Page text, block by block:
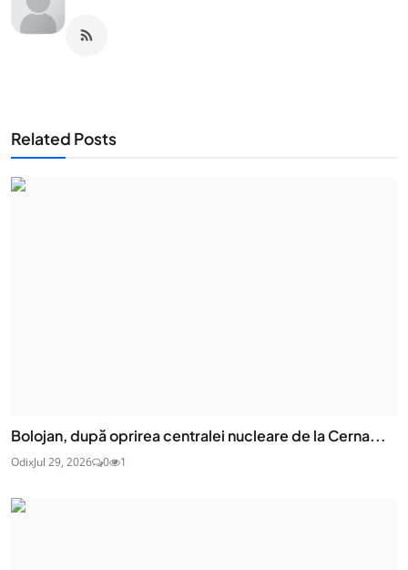
Related Posts
Bolojan, după oprirea centralei nucleare de la Cerna...
OdixJul 29, 2026 0 1